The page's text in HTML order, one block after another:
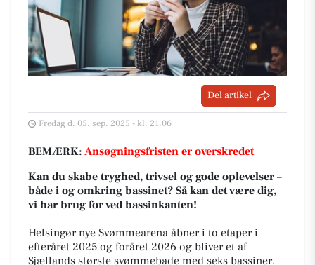
Del artikel
Fredag d. 05. sep. 2025 - kl. 21:06
BEMÆRK: Ansøgningsfristen er overskredet
Kan du skabe tryghed, trivsel og gode oplevelser –
både i og omkring bassinet? Så kan det være dig,
vi har brug for ved bassinkanten!
Helsingør nye Svømmearena åbner i to etaper i
efteråret 2025 og foråret 2026 og bliver et af
Sjællands største svømmebade med seks bassiner,